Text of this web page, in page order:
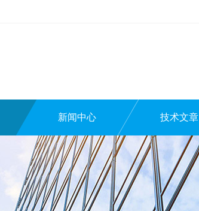
新闻中心 技术文章